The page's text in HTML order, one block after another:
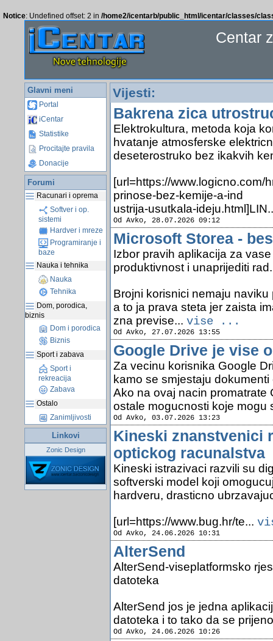
Notice: Undefined offset: 2 in /home2/icentarb/public_html/icentar/classes/
Centar
Glavni meni
Portal
iCentar
Statistike
Procitajte pravila
Donacije
Forumi
Racunari i oprema
Softver i op.
sistemi
Hardver i mreze
Programiranje i
baze
Nauka i tehnika
Nauka
Tehnika
Dom, porodica,
biznis
Dom i porodica
Biznis
Sport i zabava
Sport i
rekreacija
Zabava
Ostalo
Zanimljivosti
Linkovi
Zonic Design
Vijesti:
Bakrena zica
Elektrokultura, metoda koja
hvatanje atmosferske
deseterostruko bez ikakvih
[url=https://www.logicno.com/
prinose-bez-kemije-a-ind
ustrija-usutkala-
Od Avko, 28.07.2026 09:12
Microsoft Storea -
Izbor pravih aplikacija za
produktivnost i unaprijediti rad.
Brojni korisnici nemaju
a to ja prava steta jer zaista
zna previse... vise ...
Od Avko, 27.07.2026 13:55
Google Drive je vise
Za vecinu korisnika Google
kamo se smjestaju
Ako na ovaj nacin promatrate
ostale mogucnosti koje mogu
Od Avko, 03.07.2026 13:23
Kineski znanstvenici
optickog racunalstva
Kineski istrazivaci razvili su
softverski model koji
hardveru, drasticno
[url=https://www.bug.hr/te...
Od Avko, 24.06.2026 10:31
AlterSend
AlterSend-viseplatformsko
datoteka
AlterSend jos je jedna
datoteka i to tako da se
Od Avko, 24.06.2026 10:26